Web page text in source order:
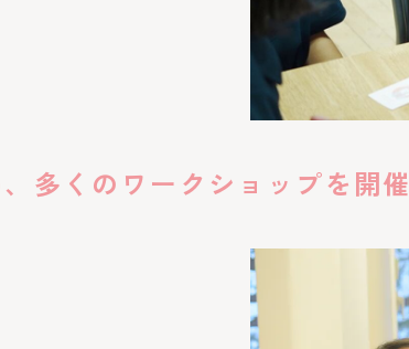
多くのワークショップを開催